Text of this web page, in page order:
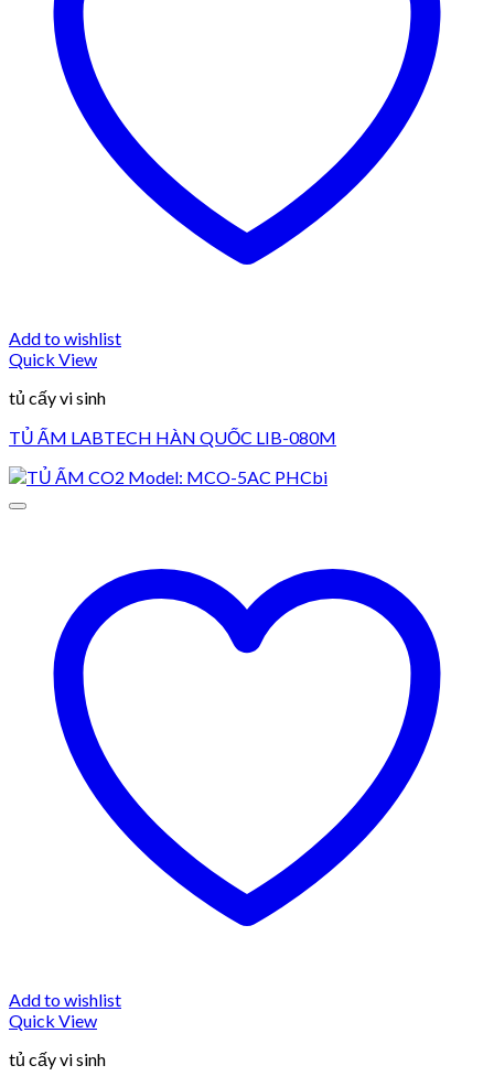
Add to wishlist
Quick View
tủ cấy vi sinh
TỦ ẤM LABTECH HÀN QUỐC LIB-080M
Add to wishlist
Quick View
tủ cấy vi sinh